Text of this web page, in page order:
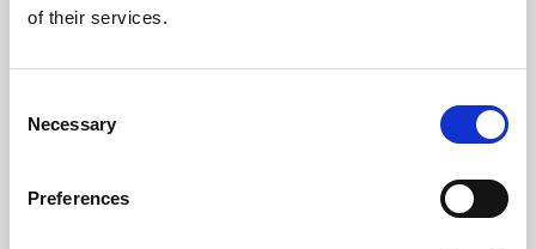
of their services.
Selection
Necessary
Preferences